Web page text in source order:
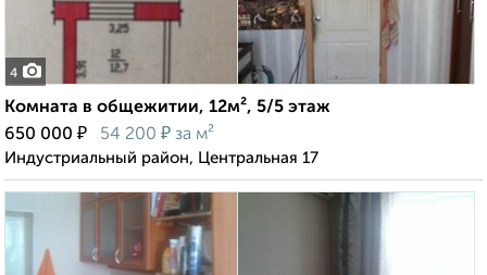
4
Комната в общежитии, 12м², 5/5 этаж
650 000 ₽ 54 200 ₽ за м²
Индустриальный район, Центральная 17